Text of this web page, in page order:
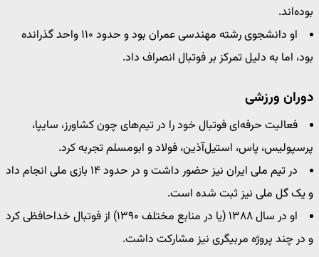
بوده‌اند.
او دانشجوی رشته مهندسی عمران بود و حدود ۱۱۰ واحد گذرانده
بود، اما به دلیل تمرکز بر فوتبال انصراف داد.
دوران ورزشی
فعالیت حرفه‌ای فوتبال خود را در تیم‌های چون کشاورز، سایپا،
پرسپولیس، پاس، استیل‌آذین، فولاد و ابومسلم تجربه کرد.
در تیم ملی ایران نیز حضور داشت و در حدود ۱۴ بازی ملی انجام داد
و یک گل ملی نیز ثبت شده است.
او در سال ۱۳۸۸ (یا در منابع مختلف ۱۳۹۰) از فوتبال خداحافظی کرد
و در چند پروژه مربیگری نیز مشارکت داشت.